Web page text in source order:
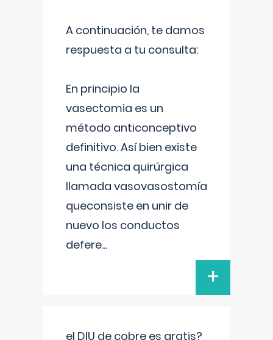
A continuación, te damos
respuesta a tu consulta:
En principio la
vasectomia es un
método anticonceptivo
definitivo. Así bien existe
una técnica quirúrgica
llamada vasovasostomía
queconsiste en unir de
nuevo los conductos
defere...
+
el DIU de cobre es gratis?